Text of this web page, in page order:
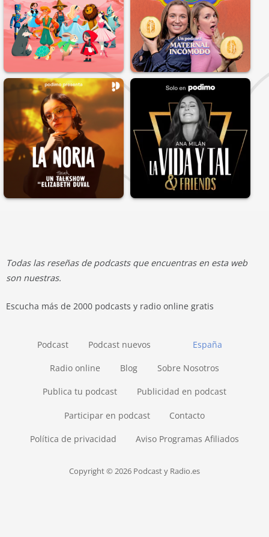
Todas las reseñas de podcasts que encuentras en esta web
son nuestras.
Escucha más de 2000 podcasts y radio online gratis
España
Podcast Podcast nuevos
Radio online Blog Sobre Nosotros
Publica tu podcast Publicidad en podcast
Participar en podcast Contacto
Política de privacidad Aviso Programas Afiliados
Copyright © 2026 Podcast y Radio.es